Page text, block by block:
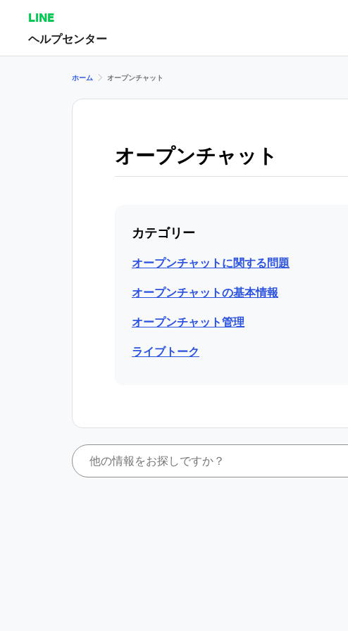
LINE
ヘルプセンター
ホーム オープンチャット
オープンチャット
カテゴリー
オープンチャットに関する問題
オープンチャットの基本情報
オープンチャット管理
ライブトーク